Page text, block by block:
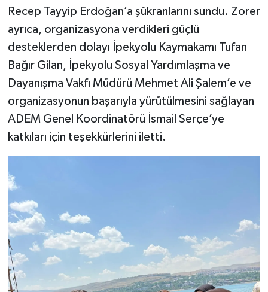
Recep Tayyip Erdoğan’a şükranlarını sundu. Zorer
ayrıca, organizasyona verdikleri güçlü
desteklerden dolayı İpekyolu Kaymakamı Tufan
Bağır Gilan, İpekyolu Sosyal Yardımlaşma ve
Dayanışma Vakfı Müdürü Mehmet Ali Şalem’e ve
organizasyonun başarıyla yürütülmesini sağlayan
ADEM Genel Koordinatörü İsmail Serçe’ye
katkıları için teşekkürlerini iletti.